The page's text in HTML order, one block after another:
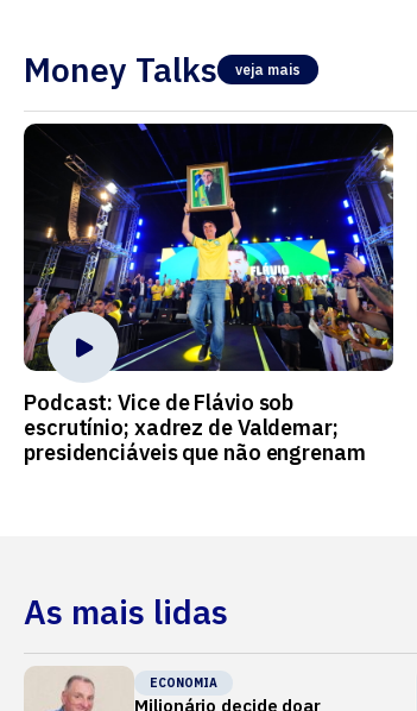
Money Talks veja mais
Podcast: Vice de Flávio sob
escrutínio; xadrez de Valdemar;
presidenciáveis que não engrenam
As mais lidas
ECONOMIA
Milionário decide doar